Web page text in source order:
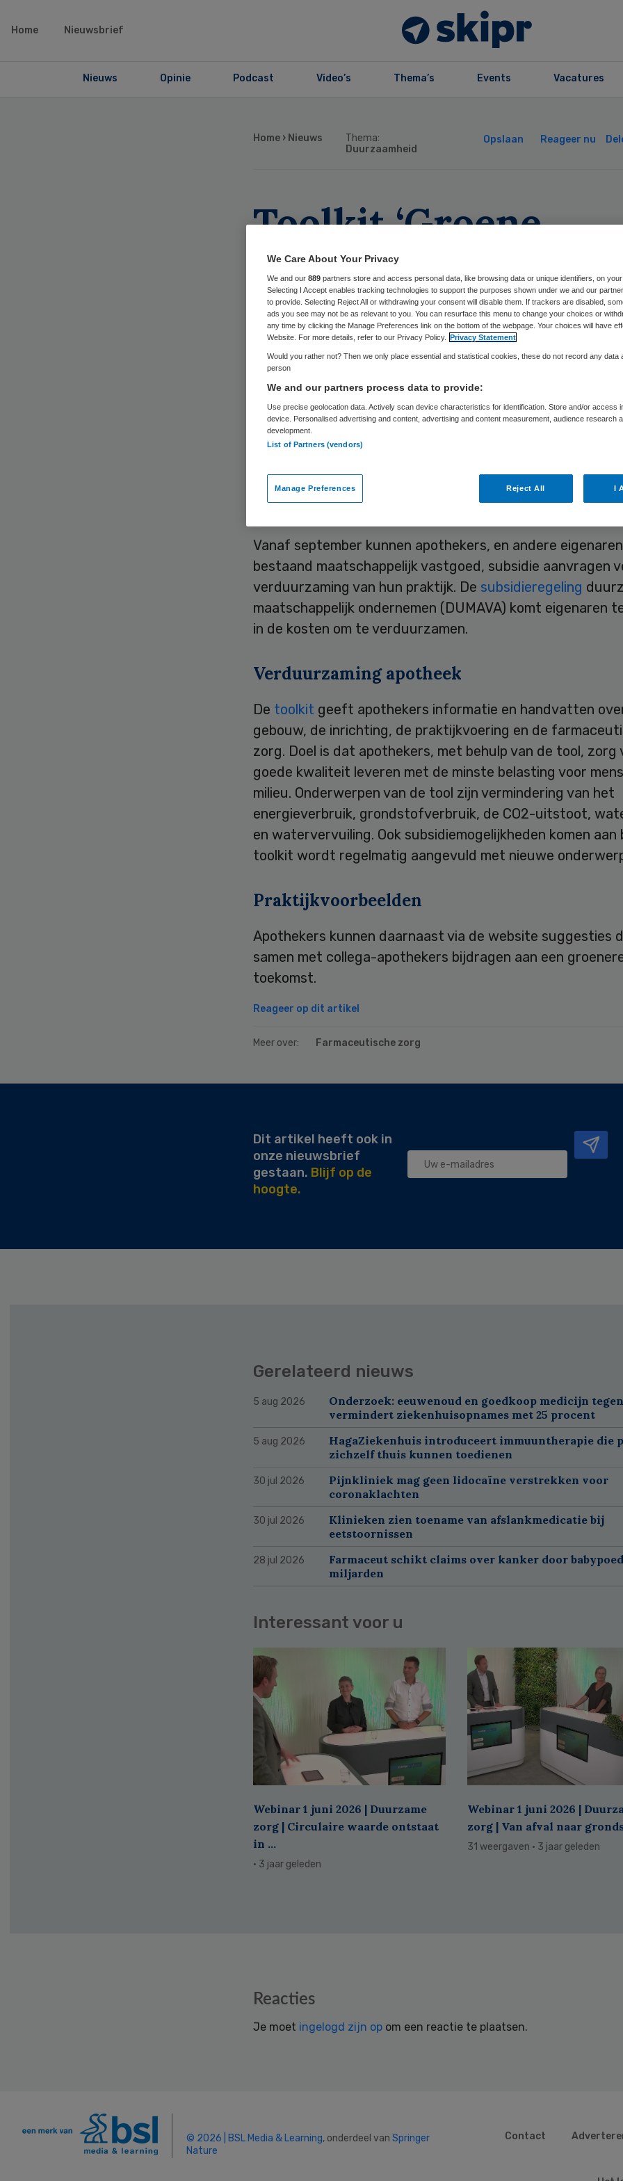
Home Nieuwsbrief
Nieuws Opinie Podcast Video’s Thema’s Events Vacatures
Home › Nieuws
Thema:
Duurzaamheid
Opslaan Reageer nu
Toolkit ‘Groene
Apotheek’ helpt
apothekers
verduurzamen
Corine Lutz 17 juli 2023,14:27 339 keer gelezen
ontwikkeld. Deze nieuwe toolkit geeft apothekers
verduurzaming van de apotheek.
Vanaf september kunnen apothekers, en andere
bestaand maatschappelijk vastgoed, subsidie aanvragen
verduurzaming van hun praktijk. De subsidieregeling
maatschappelijk ondernemen (DUMAVA) komt eigenaren
in de kosten om te verduurzamen.
Verduurzaming apotheek
De toolkit geeft apothekers informatie en handvatten
gebouw, de inrichting, de praktijkvoering en de
zorg. Doel is dat apothekers, met behulp van de tool, zorg
goede kwaliteit leveren met de minste belasting voor
milieu. Onderwerpen van de tool zijn vermindering van het
energieverbruik, grondstofverbruik, de CO2-uitstoot,
en watervervuiling. Ook subsidiemogelijkheden komen aan
toolkit wordt regelmatig aangevuld met nieuwe
Praktijkvoorbeelden
Apothekers kunnen daarnaast via de website suggesties
samen met collega-apothekers bijdragen aan een
toekomst.
Reageer op dit artikel
Meer over: Farmaceutische zorg
Dit artikel heeft ook in
onze nieuwsbrief
gestaan. Blijf op de
hoogte.
Gerelateerd nieuws
5 aug 2026
Onderzoek: eeuwenoud en goedkoop medicijn
vermindert ziekenhuisopnames met 25 procent
5 aug 2026
HagaZiekenhuis introduceert immuuntherapie die
zichzelf thuis kunnen toedienen
30 jul 2026
Pijnkliniek mag geen lidocaïne verstrekken voor
coronaklachten
30 jul 2026
Klinieken zien toename van afslankmedicatie bij
eetstoornissen
28 jul 2026
Farmaceut schikt claims over kanker door
miljarden
Interessant voor u
Webinar 1 juni 2026 | Duurzame
zorg | Circulaire waarde ontstaat
in ...
· 3 jaar geleden
Webinar 1 juni 2026 |
zorg | Van afval naar
31 weergaven · 3 jaar geleden
Reacties
Je moet ingelogd zijn op om een reactie te plaatsen.
© 2026 | BSL Media & Learning, onderdeel van Springer
Nature
Contact
We Care About Your Privacy
We and our 889 partners store and access personal data, like browsing data or unique identifiers, on your
Selecting I Accept enables tracking technologies to support the purposes shown under we and our
to provide. Selecting Reject All or withdrawing your consent will disable them. If trackers are disabled,
ads you see may not be as relevant to you. You can resurface this menu to change your choices or
any time by clicking the Manage Preferences link on the bottom of the webpage. Your choices will have
Website. For more details, refer to our Privacy Policy.
Privacy Statement
Would you rather not? Then we only place essential and statistical cookies, these do not record any data
person
We and our partners process data to provide:
Use precise geolocation data. Actively scan device characteristics for identification. Store and/or access
device. Personalised advertising and content, advertising and content measurement, audience research
development.
List of Partners (vendors)
Manage Preferences Reject All I